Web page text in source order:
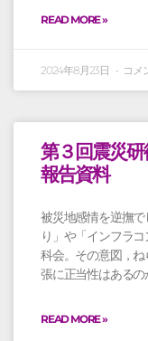
READ MORE »
2024年8月23日 コメ
第３回震災
報告資料
被災地感情を逆撫
り」や「インフラ
科会。その意図，
張に正当性はあるの
READ MORE »